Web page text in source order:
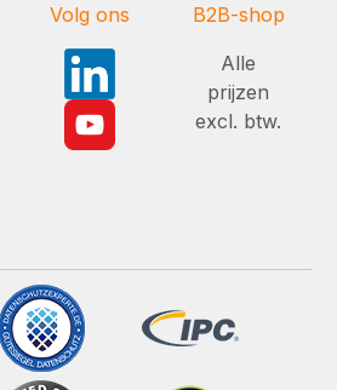
Volg ons
B2B-shop
Alle
prijzen
excl. btw.